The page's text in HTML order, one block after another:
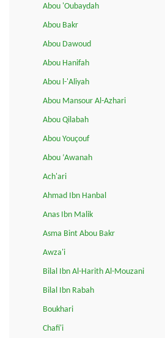
Abou 'Oubaydah
Abou Bakr
Abou Dawoud
Abou Hanifah
Abou l-'Aliyah
Abou Mansour Al-Azhari
Abou Qilabah
Abou Youçouf
Abou ‘Awanah
Ach'ari
Ahmad Ibn Hanbal
Anas Ibn Malik
Asma Bint Abou Bakr
Awza'i
Bilal Ibn Al-Harith Al-Mouzani
Bilal Ibn Rabah
Boukhari
Chafi'i